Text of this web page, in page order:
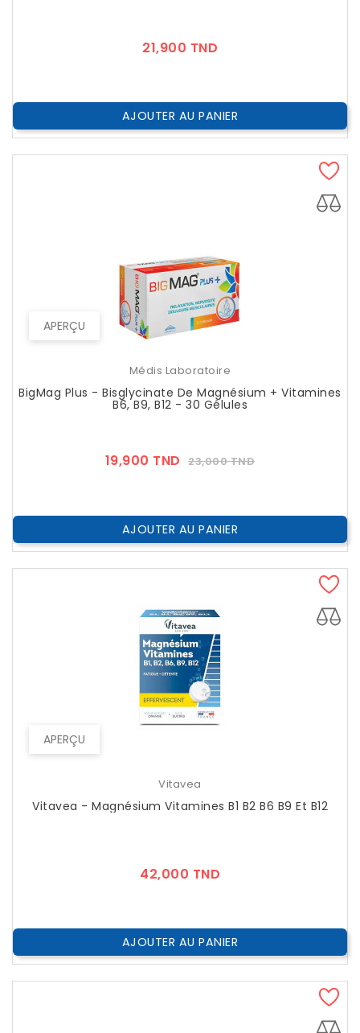
21,900 TND
AJOUTER AU PANIER
APERÇU
Médis Laboratoire
BigMag Plus - Bisglycinate De Magnésium + Vitamines
B6, B9, B12 - 30 Gélules
19,900 TND Prix
23,000 TNDPrix
AJOUTER AU PANIER
APERÇU
Vitavea
Vitavea - Magnésium Vitamines B1 B2 B6 B9 Et B12
42,000 TND
AJOUTER AU PANIER